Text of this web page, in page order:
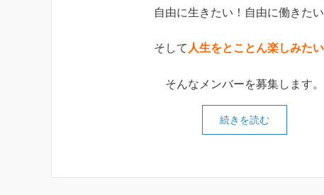
自由に生きたい！自由に働きたい
そして 人生をとことん楽しみたい
そんなメンバーを募集します。
続きを読む